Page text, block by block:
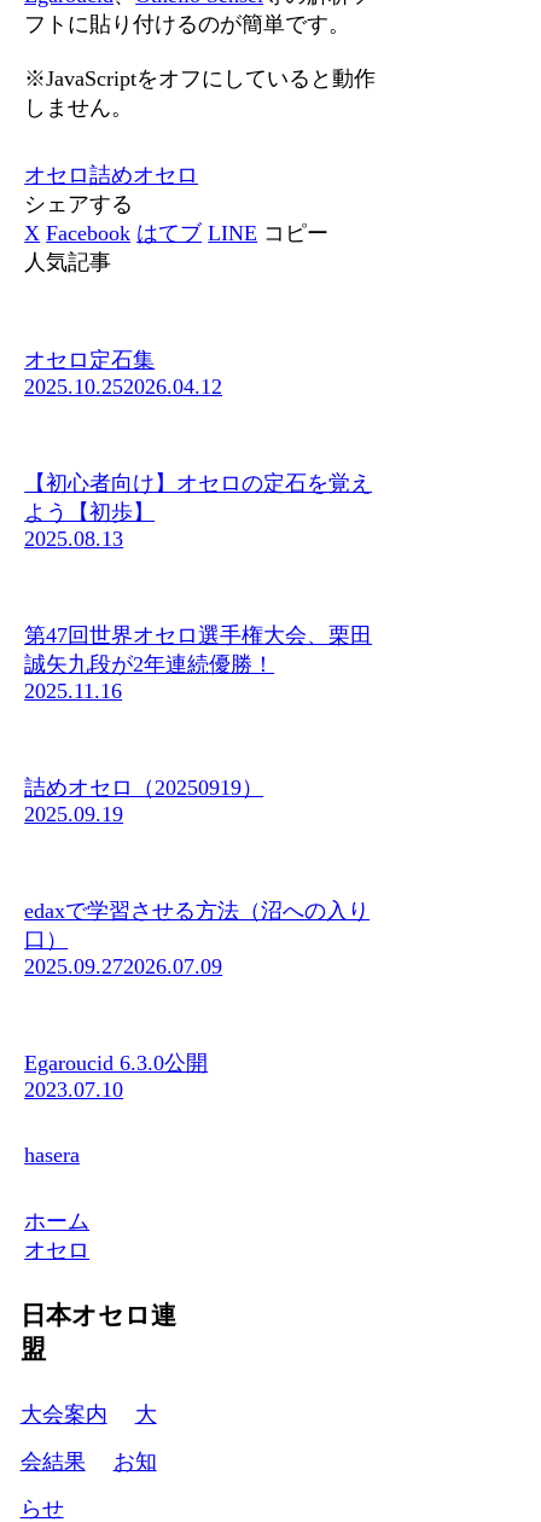
フトに貼り付けるのが簡単です。
※JavaScriptをオフにしていると動作
しません。
オセロ詰めオセロ
シェアする
X Facebook はてブ LINE コピー
人気記事
オセロ定石集
2025.10.252026.04.12
【初心者向け】オセロの定石を覚え
よう【初歩】
2025.08.13
第47回世界オセロ選手権大会、栗田
誠矢九段が2年連続優勝！
2025.11.16
詰めオセロ（20250919）
2025.09.19
edaxで学習させる方法（沼への入り
口）
2025.09.272026.07.09
Egaroucid 6.3.0公開
2023.07.10
hasera
ホーム
オセロ
日本オセロ連
盟
大会案内
大
会結果
お知
らせ